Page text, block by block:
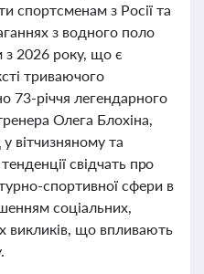
спортсменам з Росії та
з водного поло
з 2026 року, що є
триваючого
73-річчя легендарного
Олега Блохіна,
вітчизняному та
свідчать про
спортивної сфери в
соціальних,
викликів, що впливають